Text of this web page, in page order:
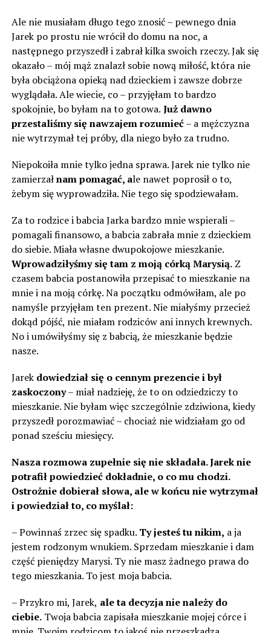
Ale nie musiałam długo tego znosić – pewnego dnia
Jarek po prostu nie wrócił do domu na noc, a
następnego przyszedł i zabrał kilka swoich rzeczy. Jak się
okazało – mój mąż znalazł sobie nową miłość, która nie
była obciążona opieką nad dzieckiem i zawsze dobrze
wyglądała. Ale wiecie, co – przyjęłam to bardzo
spokojnie, bo byłam na to gotowa. Już dawno
przestaliśmy się nawzajem rozumieć– a mężczyzna
nie wytrzymał tej próby, dla niego było za trudno.
Niepokoiła mnie tylko jedna sprawa. Jarek nie tylko nie
zamierzałnam pomagać, ale nawet poprosił o to,
żebym się wyprowadziła. Nie tego się spodziewałam.
Za to rodzice i babcia Jarka bardzo mnie wspierali –
pomagali finansowo, a babcia zabrała mnie z dzieckiem
do siebie. Miała własne dwupokojowe mieszkanie.
Wprowadziłyśmy się tam z moją córką Marysią.Z
czasem babcia postanowiła przepisać to mieszkanie na
mnie i na moją córkę. Na początku odmówiłam, ale po
namyśle przyjęłam ten prezent. Nie miałyśmy przecież
dokąd pójść, nie miałam rodziców ani innych krewnych.
No i umówiłyśmy się z babcią, że mieszkanie będzie
nasze.
Jarekdowiedział się o cennym prezencie i był
zaskoczony– miał nadzieję, że to on odziedziczy to
mieszkanie. Nie byłam więc szczególnie zdziwiona, kiedy
przyszedł porozmawiać – chociaż nie widziałam go od
ponad sześciu miesięcy.
Nasza rozmowa zupełnie się nie składała. Jarek nie
potrafił powiedzieć dokładnie, o co mu chodzi.
Ostrożnie dobierał słowa, ale w końcu nie wytrzymał
i powiedział to, co myślał:
– Powinnaś zrzec się spadku. Ty jesteś tu nikim, a ja
jestem rodzonym wnukiem. Sprzedam mieszkanie i dam
część pieniędzy Marysi. Ty nie masz żadnego prawa do
tego mieszkania. To jest moja babcia.
– Przykro mi, Jarek, ale ta decyzja nie należy do
ciebie.Twoja babcia zapisała mieszkanie mojej córce i